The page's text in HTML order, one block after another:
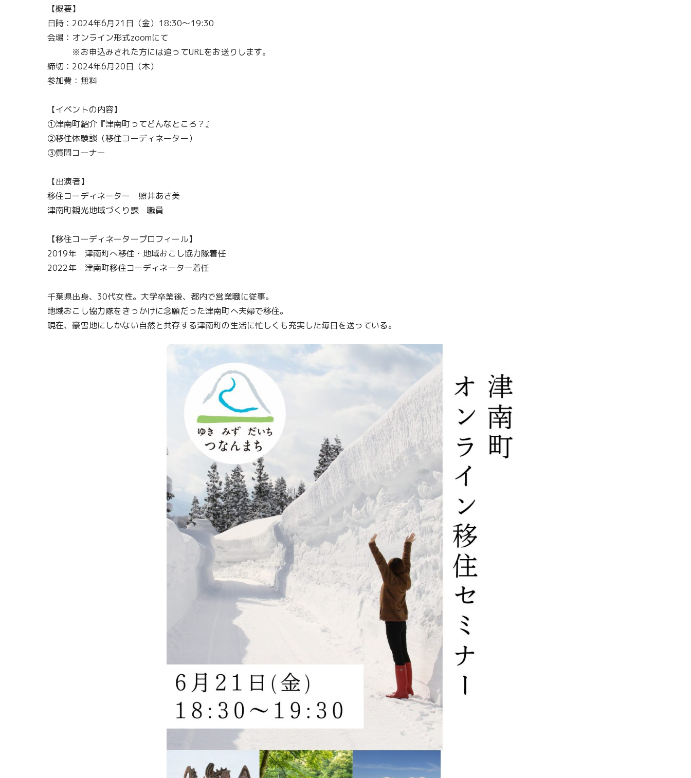
【概要】
日時：2024年6月21日（金）18:30～19:30
会場：オンライン形式zoomにて
※お申込みされた方には追ってURLをお送りします。
締切：2024年6月20日（木）
参加費：無料
【イベントの内容】
①津南町紹介『津南町ってどんなところ？』
②移住体験談（移住コーディネーター）
③質問コーナー
【出演者】
移住コーディネーター 照井あさ美
津南町観光地域づくり課 職員
【移住コーディネータープロフィール】
2019年 津南町へ移住・地域おこし協力隊着任
2022年 津南町移住コーディネーター着任
千葉県出身、30代女性。大学卒業後、都内で営業職に従事。
地域おこし協力隊をきっかけに念願だった津南町へ夫婦で移住。
現在、豪雪地にしかない自然と共存する津南町の生活に忙しくも充実した毎日を送っている。